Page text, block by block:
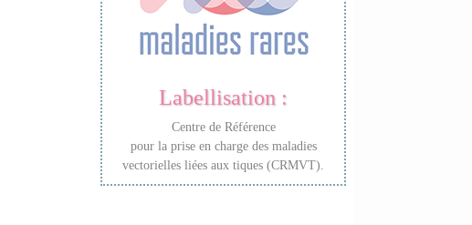
Labellisation :
Centre de Référence
pour la prise en charge des maladies
vectorielles liées aux tiques (CRMVT).